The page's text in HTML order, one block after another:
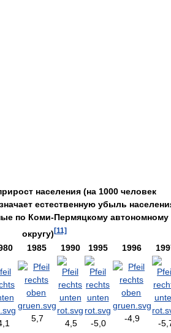
населения (на 1000 человек
естественную убыль
по Коми-Пермяцкому автономному
округу)[11]
1985 1990 1995 1996
5,7 4,5 -5,0 -4,9
-